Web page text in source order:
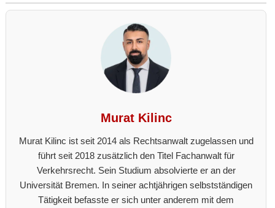
Murat Kilinc
Murat Kilinc ist seit 2014 als Rechtsanwalt zugelassen und
führt seit 2018 zusätzlich den Titel Fachanwalt für
Verkehrsrecht. Sein Studium absolvierte er an der
Universität Bremen. In seiner achtjährigen selbstständigen
Tätigkeit befasste er sich unter anderem mit dem